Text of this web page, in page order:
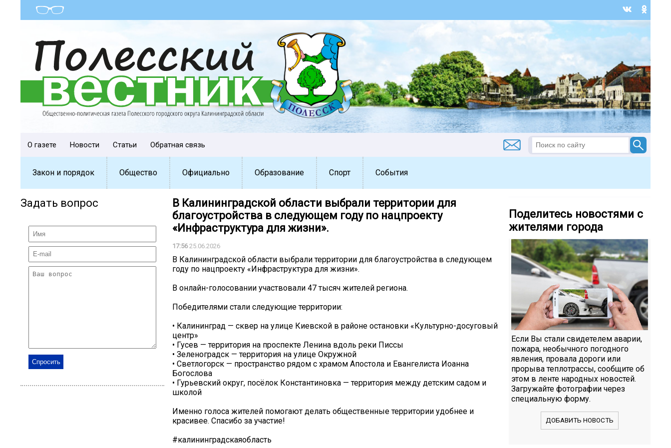
О газете Новости Статьи Обратная связь
Закон и порядок Общество Официально Образование Спорт События
Задать вопрос
В Калининградской области выбрали территории для
благоустройства в следующем году по нацпроекту
«Инфраструктура для жизни».
17:5625.06.2026
В Калининградской области выбрали территории для благоустройства в следующем
году по нацпроекту «Инфраструктура для жизни».
В онлайн-голосовании участвовали 47 тысяч жителей региона.
Победителями стали следующие территории:
• Калининград — сквер на улице Киевской в районе остановки «Культурно-досуговый
центр»
• Гусев — территория на проспекте Ленина вдоль реки Писсы
• Зеленоградск — территория на улице Окружной
• Светлогорск — пространство рядом с храмом Апостола и Евангелиста Иоанна
Богослова
• Гурьевский округ, посёлок Константиновка — территория между детским садом и
школой
Именно голоса жителей помогают делать общественные территории удобнее и
красивее. Спасибо за участие!
#калининградскаяобласть
Поделитесь новостями с
жителями города
Если Вы стали свидетелем аварии,
пожара, необычного погодного
явления, провала дороги или
прорыва теплотрассы, сообщите об
этом в ленте народных новостей.
Загружайте фотографии через
специальную форму.
ДОБАВИТЬ НОВОСТЬ